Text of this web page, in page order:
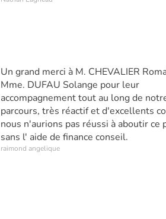
Un grand merci à M. CHEVALIER
Mme. DUFAU Solange pour leur
accompagnement tout au long de
parcours, très réactif et d'excellents
nous n'aurions pas réussi à aboutir ce
sans l' aide de finance conseil.
raimond angelique